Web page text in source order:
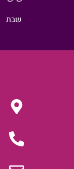
שבת